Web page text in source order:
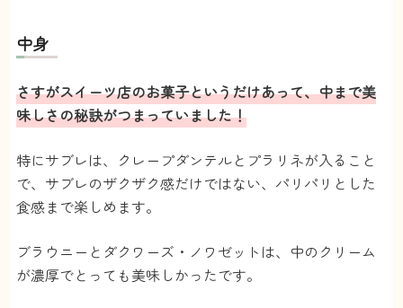
中身
さすがスイーツ店のお菓子というだけあって、中まで美
味しさの秘訣がつまっていました！
特にサブレは、クレープダンテルとプラリネが入ること
で、サブレのザクザク感だけではない、パリパリとした
食感まで楽しめます。
ブラウニーとダクワーズ・ノワゼットは、中のクリーム
が濃厚でとっても美味しかったです。